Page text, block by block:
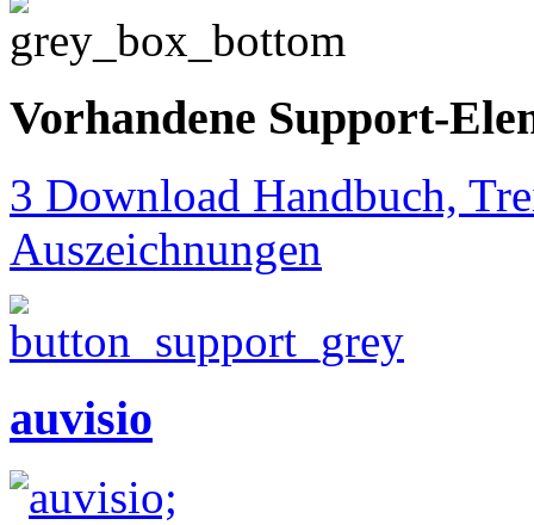
Vorhandene Support-
3 Download Handbuch,
Auszeichnungen
auvisio